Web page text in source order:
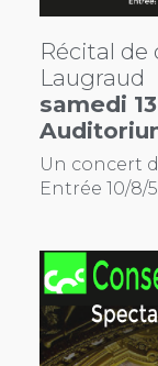
Récital de
Laugraud
samedi
Un concert
Entrée 10/8/